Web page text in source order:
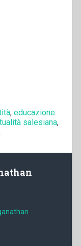
, educazione
salesiana,